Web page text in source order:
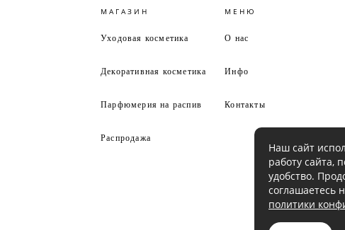
МАГАЗИН
Уходовая косметика
Декоративная косметика
Парфюмерия на распив
Распродажа
МЕНЮ
О нас
Инфо
Контакты
Наш сайт
работу сайта,
удобство.
соглашаетесь
политики